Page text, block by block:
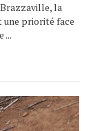
Brazzaville, la
une priorité face
...